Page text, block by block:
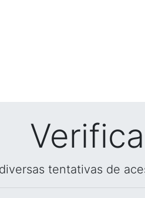
tentativas de